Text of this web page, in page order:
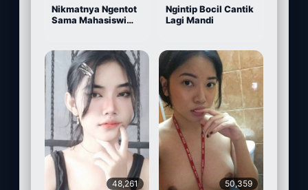
Nikmatnya Ngentot
Sama Mahasiswi
Ngintip Bocil Cantik
Lagi Mandi
48,261 50,359